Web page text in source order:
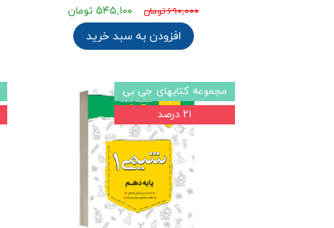
۶۹۰,۰۰۰ تومان ۵۴۵,۱۰۰ تومان
افزودن به سبد خرید
مجموعه کتابهای جی بی
۲۱ درصد